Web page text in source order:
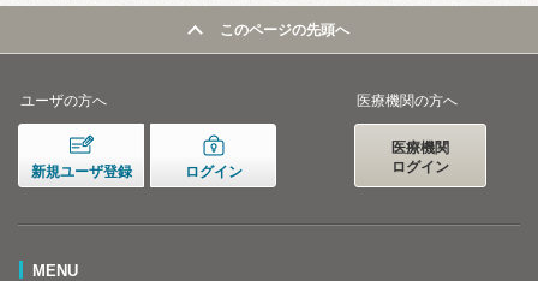
このページの先頭へ
ユーザの方へ
新規ユーザ登録 ログイン
医療機関の方へ
医療機関
ログイン
MENU